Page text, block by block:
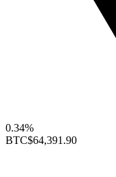
0.34%
BTC$64,391.90